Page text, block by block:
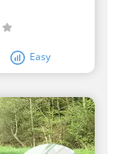
Easy